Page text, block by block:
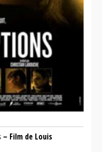
– Film de Louis